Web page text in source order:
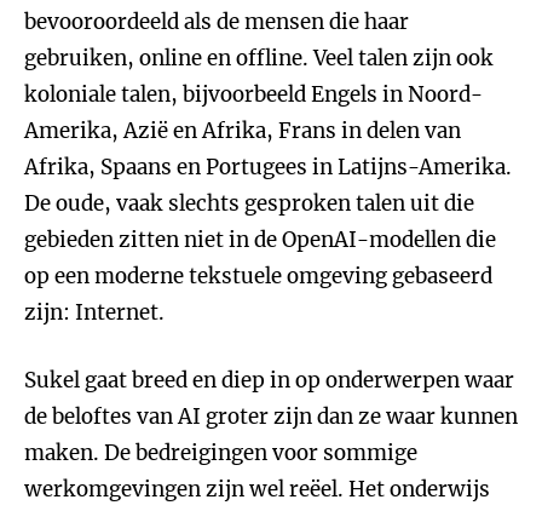
bevooroordeeld als de mensen die haar
gebruiken, online en offline. Veel talen zijn ook
koloniale talen, bijvoorbeeld Engels in Noord-
Amerika, Azië en Afrika, Frans in delen van
Afrika, Spaans en Portugees in Latijns-Amerika.
De oude, vaak slechts gesproken talen uit die
gebieden zitten niet in de OpenAI-modellen die
op een moderne tekstuele omgeving gebaseerd
zijn: Internet.
Sukel gaat breed en diep in op onderwerpen waar
de beloftes van AI groter zijn dan ze waar kunnen
maken. De bedreigingen voor sommige
werkomgevingen zijn wel reëel. Het onderwijs